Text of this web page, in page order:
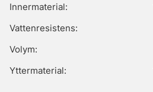
Innermaterial:
Vattenresistens:
Volym:
Yttermaterial: